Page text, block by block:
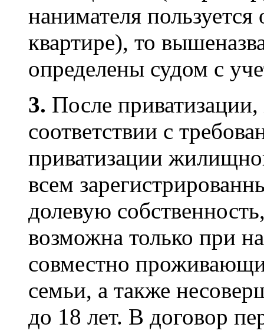
нанимателя
квартире), то
определены судом с
3. После
соответствии с
приватизации
всем
долевую
возможна только при
совместно
семьи, а также
до 18 лет. В договор